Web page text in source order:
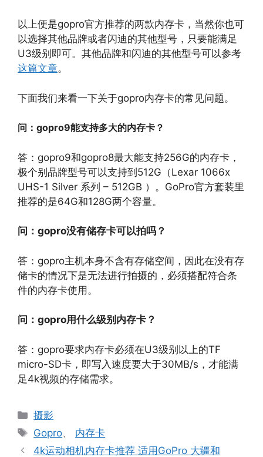
以上便是gopro官方推荐的两款内存卡，当然你也可
以选择其他品牌或者闪迪的其他型号，只要能满足
U3级别即可。其他品牌和闪迪的其他型号可以参考
这篇文章。
下面我们来看一下关于gopro内存卡的常见问题。
问：gopro9能支持多大的内存卡？
答：gopro9和gopro8最大能支持256G的内存卡，
极个别品牌型号可以支持到512G（Lexar 1066x
UHS-1 Silver 系列 – 512GB ）。GoPro官方套装里
推荐的是64G和128G两个容量。
问：gopro没有储存卡可以拍吗？
答：gopro主机本身不含有存储空间，因此在没有存
储卡的情况下是无法进行拍摄的，必须搭配符合条
件的内存卡使用。
问：gopro用什么级别内存卡？
答：gopro要求内存卡必须在U3级别以上的TF
micro-SD卡，即写入速度要大于30MB/s，才能满
足4k视频的存储需求。
分
类
摄影
标
签
Gopro、 内存卡
4k运动相机内存卡推荐 适用GoPro 大疆和